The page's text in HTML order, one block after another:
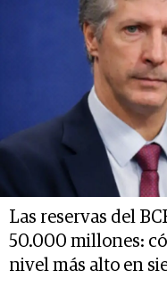
Las reservas del
50.000 millones:
nivel más alto en